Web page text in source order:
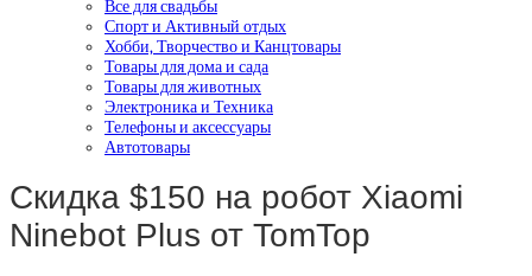
Все для свадьбы
Спорт и Активный отдых
Хобби, Творчество и Канцтовары
Товары для дома и сада
Товары для животных
Электроника и Техника
Телефоны и аксессуары
Автотовары
Скидка $150 на робот Xiaomi
Ninebot Plus от TomTop